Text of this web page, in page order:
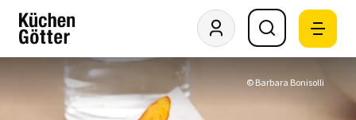
© Barbara Bonisolli